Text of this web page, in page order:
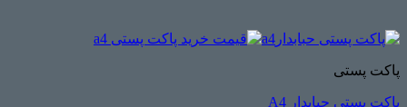
پاکت پستی
پاکت پستی حبابدار A4